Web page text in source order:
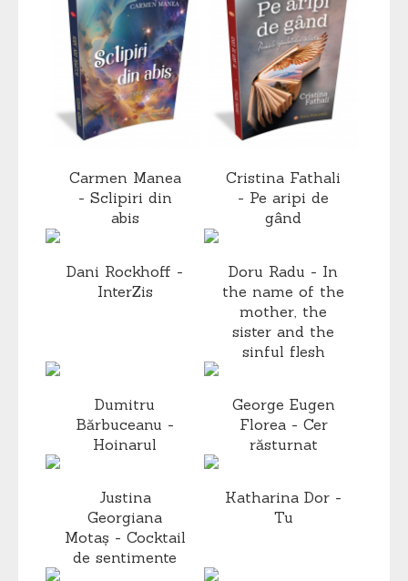
Carmen Manea
- Sclipiri din
abis
Cristina Fathali
- Pe aripi de
gând
Dani Rockhoff -
InterZis
Doru Radu - In
the name of the
mother, the
sister and the
sinful flesh
Dumitru
Bărbuceanu -
Hoinarul
George Eugen
Florea - Cer
răsturnat
Justina
Georgiana
Motaș - Cocktail
de sentimente
Katharina Dor -
Tu